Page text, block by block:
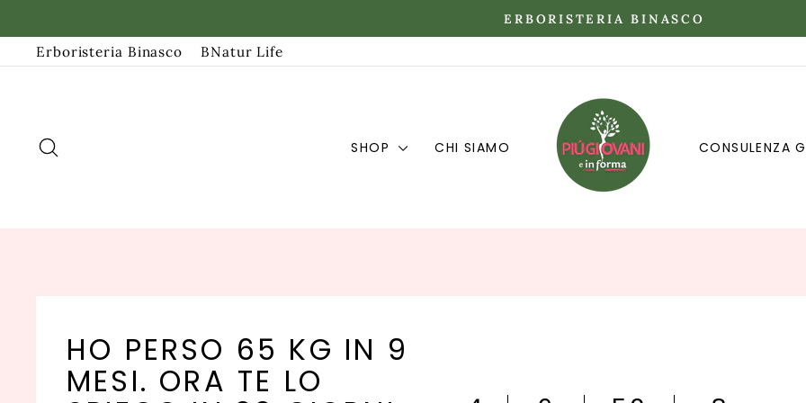
direttamente
Metti
in
presentazione
BNATUR COSMETICA
Erboristeria Binasco BNatur Life
SHOP CHI SIAMO CONSULENZA
HO PERSO 65 KG IN 9
MESI. ORA TE LO